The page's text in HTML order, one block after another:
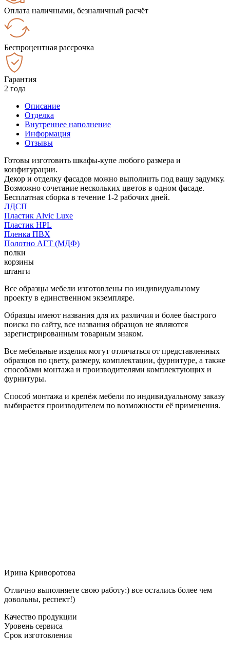
Оплата наличными, безналичный расчёт
Беспроцентная рассрочка
Гарантия
2 года
Описание
Отделка
Внутреннее наполнение
Информация
Отзывы
Готовы изготовить шкафы-купе любого размера и
конфигурации.
Декор и отделку фасадов можно выполнить под вашу задумку.
Возможно сочетание нескольких цветов в одном фасаде.
Бесплатная сборка в течение 1-2 рабочих дней.
ЛДСП
Пластик Alvic Luxe
Пластик HPL
Пленка ПВХ
Полотно АГТ (МДФ)
полки
корзины
штанги
Все образцы мебели изготовлены по индивидуальному
проекту в единственном экземпляре.
Образцы имеют названия для их различия и более быстрого
поиска по сайту, все названия образцов не являются
зарегистрированным товарным знаком.
Все мебельные изделия могут отличаться от представленных
образцов по цвету, размеру, комплектации, фурнитуре, а также
способами монтажа и производителями комплектующих и
фурнитуры.
Способ монтажа и крепёж мебели по индивидуальному заказу
выбирается производителем по возможности её применения.
Ирина Криворотова
Отлично выполняете свою работу:) все остались более чем
довольны, респект!)
Качество продукции
Уровень сервиса
Срок изготовления